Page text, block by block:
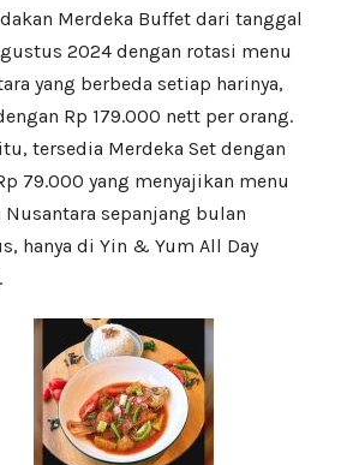
Merdeka Buffet dari tanggal
2024 dengan rotasi menu
yang berbeda setiap harinya,
Rp 179.000 nett per orang.
tersedia Merdeka Set dengan
79.000 yang menyajikan menu
sepanjang bulan
hanya di Yin & Yum All Day